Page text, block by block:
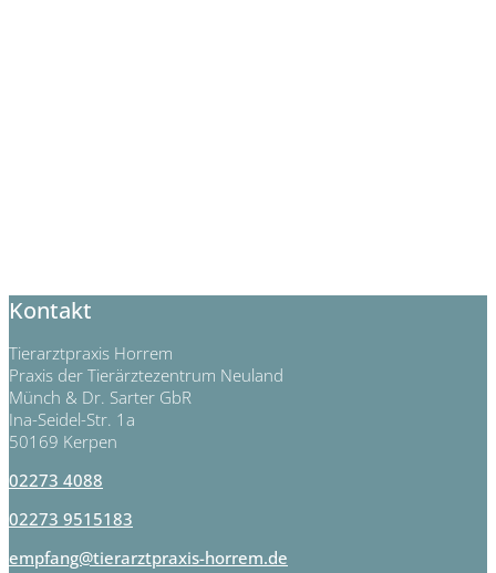
Kontakt
Tierarztpraxis Horrem
Praxis der Tierärztezentrum Neuland
Münch & Dr. Sarter GbR
Ina-Seidel-Str. 1a
50169 Kerpen
02273 4088
02273 9515183
empfang@tierarztpraxis-horrem.de